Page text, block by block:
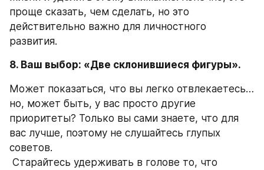
проще сказать, чем сделать, но это
действительно важно для личностного
развития.
8. Ваш выбор: «Две склонившиеся фигуры».
Может показаться, что вы легко отвлекаетесь…
но, может быть, у вас просто другие
приоритеты? Только вы сами знаете, что для
вас лучше, поэтому не слушайтесь глупых
советов.